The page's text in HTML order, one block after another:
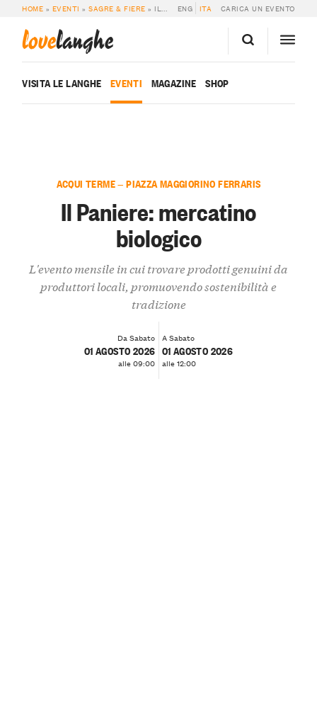
HOME » EVENTI »SAGRE & FIERE » IL PANIERE: MERCATINO BIOLOGICO ENG ITA CARICA UN EVENTO
lovelanghe
VISITA LE LANGHE EVENTI MAGAZINE SHOP
ACQUI TERME — PIAZZA MAGGIORINO FERRARIS
Il Paniere: mercatino
biologico
L'evento mensile in cui trovare prodotti genuini da
produttori locali, promuovendo sostenibilità e
tradizione
Da Sabato
01 AGOSTO 2026
alle 09:00
A Sabato
01 AGOSTO 2026
alle 12:00